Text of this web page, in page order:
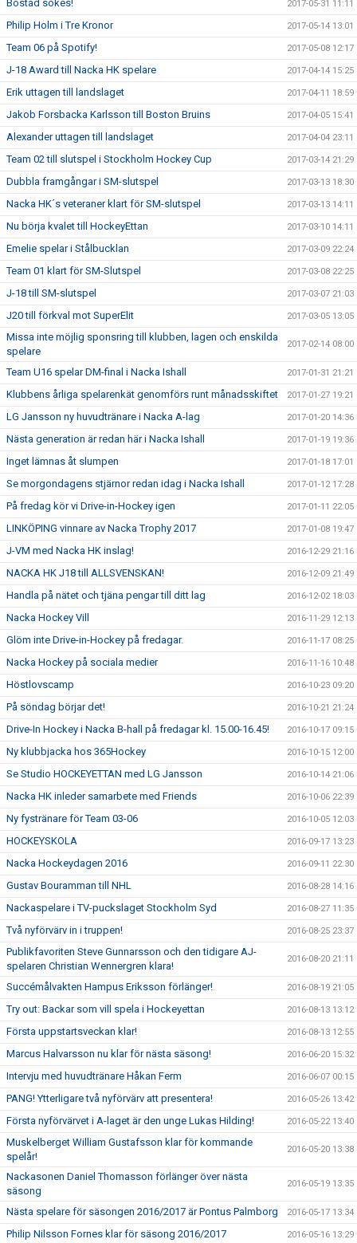
Bostad sökes! 2017-05-31 11:11
Philip Holm i Tre Kronor 2017-05-14 13:01
Team 06 på Spotify! 2017-05-08 12:17
J-18 Award till Nacka HK spelare 2017-04-14 15:25
Erik uttagen till landslaget 2017-04-11 18:59
Jakob Forsbacka Karlsson till Boston Bruins 2017-04-05 15:41
Alexander uttagen till landslaget 2017-04-04 23:11
Team 02 till slutspel i Stockholm Hockey Cup 2017-03-14 21:29
Dubbla framgångar i SM-slutspel 2017-03-13 18:30
Nacka HK´s veteraner klart för SM-slutspel 2017-03-13 14:11
Nu börja kvalet till HockeyEttan 2017-03-10 14:11
Emelie spelar i Stålbucklan 2017-03-09 22:24
Team 01 klart för SM-Slutspel 2017-03-08 22:25
J-18 till SM-slutspel 2017-03-07 21:03
J20 till förkval mot SuperElit 2017-03-05 13:05
Missa inte möjlig sponsring till klubben, lagen och enskilda
spelare
2017-02-14 08:00
Team U16 spelar DM-final i Nacka Ishall 2017-01-31 21:21
Klubbens årliga spelarenkät genomförs runt månadsskiftet 2017-01-27 19:21
LG Jansson ny huvudtränare i Nacka A-lag 2017-01-20 14:36
Nästa generation är redan här i Nacka Ishall 2017-01-19 19:36
Inget lämnas åt slumpen 2017-01-18 17:01
Se morgondagens stjärnor redan idag i Nacka Ishall 2017-01-12 17:28
På fredag kör vi Drive-in-Hockey igen 2017-01-11 22:05
LINKÖPING vinnare av Nacka Trophy 2017 2017-01-08 19:47
J-VM med Nacka HK inslag! 2016-12-29 21:16
NACKA HK J18 till ALLSVENSKAN! 2016-12-09 21:49
Handla på nätet och tjäna pengar till ditt lag 2016-12-02 18:03
Nacka Hockey Vill 2016-11-29 12:13
Glöm inte Drive-in-Hockey på fredagar. 2016-11-17 08:25
Nacka Hockey på sociala medier 2016-11-16 10:48
Höstlovscamp 2016-10-23 09:20
På söndag börjar det! 2016-10-21 21:24
Drive-In Hockey i Nacka B-hall på fredagar kl. 15.00-16.45! 2016-10-17 09:15
Ny klubbjacka hos 365Hockey 2016-10-15 12:00
Se Studio HOCKEYETTAN med LG Jansson 2016-10-14 21:06
Nacka HK inleder samarbete med Friends 2016-10-06 22:39
Ny fystränare för Team 03-06 2016-10-05 12:03
HOCKEYSKOLA 2016-09-17 13:23
Nacka Hockeydagen 2016 2016-09-11 22:30
Gustav Bouramman till NHL 2016-08-28 14:16
Nackaspelare i TV-puckslaget Stockholm Syd 2016-08-27 11:35
Två nyförvärv in i truppen! 2016-08-25 23:37
Publikfavoriten Steve Gunnarsson och den tidigare AJ-
spelaren Christian Wennergren klara!
2016-08-20 21:11
Succémålvakten Hampus Eriksson förlänger! 2016-08-19 21:05
Try out: Backar som vill spela i Hockeyettan 2016-08-13 13:12
Första uppstartsveckan klar! 2016-08-13 12:55
Marcus Halvarsson nu klar för nästa säsong! 2016-06-20 15:32
Intervju med huvudtränare Håkan Ferm 2016-06-07 00:15
PANG! Ytterligare två nyförvärv att presentera! 2016-05-26 13:42
Första nyförvärvet i A-laget är den unge Lukas Hilding! 2016-05-22 13:40
Muskelberget William Gustafsson klar för kommande
spelår!
2016-05-20 13:38
Nackasonen Daniel Thomasson förlänger över nästa
säsong
2016-05-19 13:35
Nästa spelare för säsongen 2016/2017 är Pontus Palmborg 2016-05-17 13:34
Philip Nilsson Fornes klar för säsong 2016/2017 2016-05-16 13:29